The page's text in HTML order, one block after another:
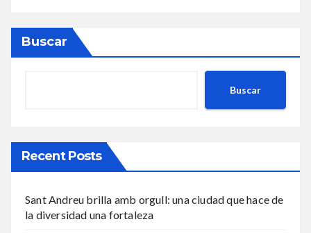
Buscar
Buscar
Recent Posts
Sant Andreu brilla amb orgull: una ciudad que hace de
la diversidad una fortaleza